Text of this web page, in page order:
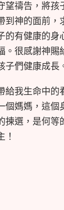
望禱告，將孩
到神的面前，
的有健康的身
。很感謝神賜
子們健康成長
給我生命中的
個媽媽，這個
揀選，是何等
！